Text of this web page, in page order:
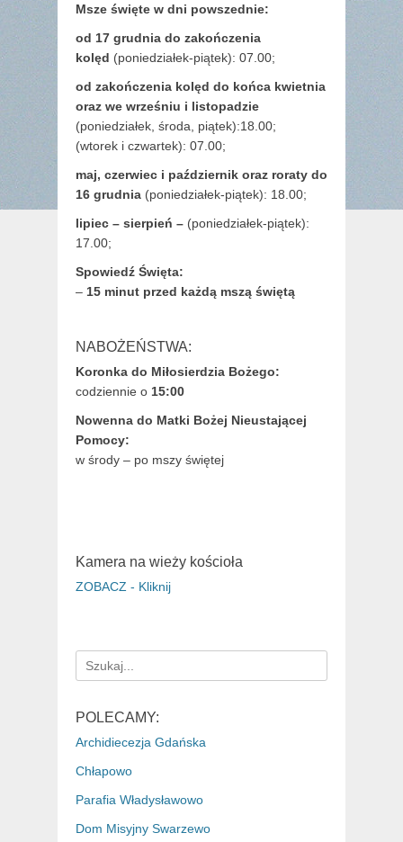
Msze święte w dni powszednie:
od 17 grudnia do zakończenia
kolęd (poniedziałek-piątek): 07.00;
od zakończenia kolęd do końca kwietnia
oraz we wrześniu i listopadzie
(poniedziałek, środa, piątek):18.00;
(wtorek i czwartek): 07.00;
maj, czerwiec i październik oraz roraty do
16 grudnia (poniedziałek-piątek): 18.00;
lipiec – sierpień – (poniedziałek-piątek):
17.00;
Spowiedź Święta:
– 15 minut przed każdą mszą świętą
NABOŻEŃSTWA:
Koronka do Miłosierdzia Bożego:
codziennie o 15:00
Nowenna do Matki Bożej Nieustającej
Pomocy:
w środy – po mszy świętej
Kamera na wieży kościoła
ZOBACZ - Kliknij
Search
for:
POLECAMY:
Archidiecezja Gdańska
Chłapowo
Parafia Władysławowo
Dom Misyjny Swarzewo